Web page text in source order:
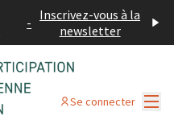
- Inscrivez-vous à la
newsletter
Se connecter